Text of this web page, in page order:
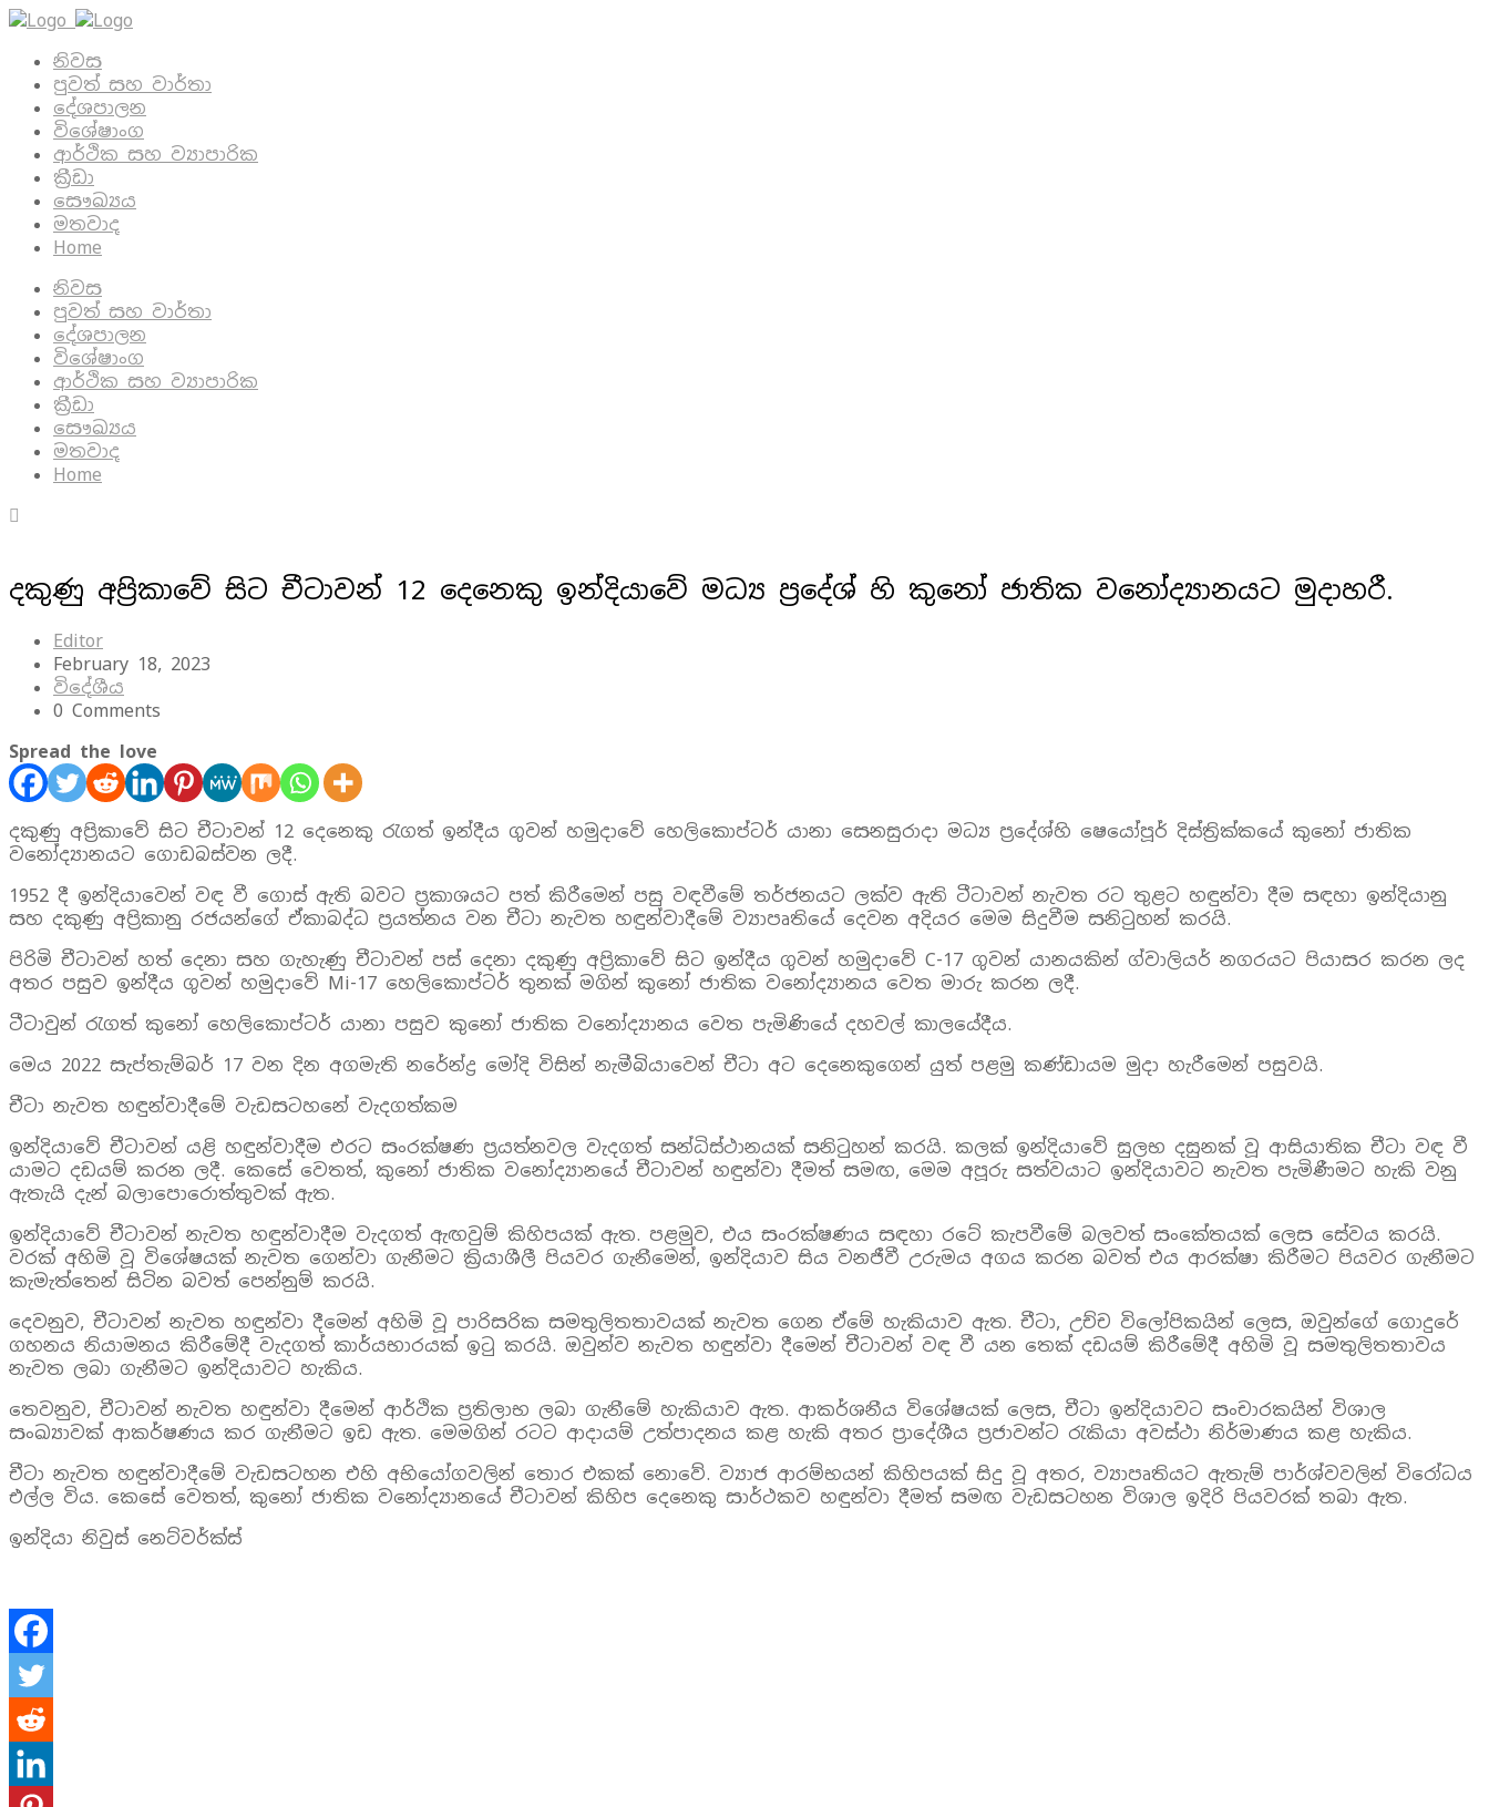
නිවස
පුවත් සහ වාර්තා
දේශපාලන
විශේෂාංග
ආර්ථික සහ ව්‍යාපාරික
ක්‍රීඩා
සෞඛ්‍යය
මතවාද
Home
නිවස
පුවත් සහ වාර්තා
දේශපාලන
විශේෂාංග
ආර්ථික සහ ව්‍යාපාරික
ක්‍රීඩා
සෞඛ්‍යය
මතවාද
Home
දකුණු අප්‍රිකාවේ සිට චීටාවන් 12 දෙනෙකු ඉන්දියාවේ මධ්‍ය ප්‍රදේශ් හි කුනෝ ජාතික වනෝද්‍යානයට මුදාහරී.
Editor
February 18, 2023
විදේශීය
0 Comments
Spread the love
දකුණු අප්‍රිකාවේ සිට චීටාවන් 12 දෙනෙකු රැගත් ඉන්දීය ගුවන් හමුදාවේ හෙලිකොප්ටර් යානා සෙනසුරාදා මධ්‍ය ප්‍රදේශ්හි ෂෙයෝපූර් දිස්ත්‍රික්කයේ කුනෝ ජාතික
වනෝද්‍යානයට ගොඩබස්වන ලදී.
1952 දී ඉන්දියාවෙන් වඳ වී ගොස් ඇති බවට ප්‍රකාශයට පත් කිරීමෙන් පසු වඳවීමේ තර්ජනයට ලක්ව ඇති ටීටාවන් නැවත රට තුළට හඳුන්වා දීම සඳහා ඉන්දියානු
සහ දකුණු අප්‍රිකානු රජයන්ගේ ඒකාබද්ධ ප්‍රයත්නය වන චීටා නැවත හඳුන්වාදීමේ ව්‍යාපෘතියේ දෙවන අදියර මෙම සිදුවීම සනිටුහන් කරයි.
පිරිමි චීටාවන් හත් දෙනා සහ ගැහැණු චීටාවන් පස් දෙනා දකුණු අප්‍රිකාවේ සිට ඉන්දීය ගුවන් හමුදාවේ C-17 ගුවන් යානයකින් ග්වාලියර් නගරයට පියාසර කරන ලද
අතර පසුව ඉන්දීය ගුවන් හමුදාවේ Mi-17 හෙලිකොප්ටර් තුනක් මගින් කුනෝ ජාතික වනෝද්‍යානය වෙත මාරු කරන ලදී.
ටීටාවුන් රැගත් කුනෝ හෙලිකොප්ටර් යානා පසුව කුනෝ ජාතික වනෝද්‍යානය වෙත පැමිණියේ දහවල් කාලයේදීය.
මෙය 2022 සැප්තැම්බර් 17 වන දින අගමැති නරේන්ද්‍ර මෝදි විසින් නැමීබියාවෙන් චීටා අට දෙනෙකුගෙන් යුත් පළමු කණ්ඩායම මුදා හැරීමෙන් පසුවයි.
චීටා නැවත හඳුන්වාදීමේ වැඩසටහනේ වැදගත්කම
ඉන්දියාවේ චීටාවන් යළි හඳුන්වාදීම එරට සංරක්ෂණ ප්‍රයත්නවල වැදගත් සන්ධිස්ථානයක් සනිටුහන් කරයි. කලක් ඉන්දියාවේ සුලභ දසුනක් වූ ආසියාතික චීටා වඳ වී
යාමට දඩයම් කරන ලදී. කෙසේ වෙතත්, කුනෝ ජාතික වනෝද්‍යානයේ චීටාවන් හඳුන්වා දීමත් සමඟ, මෙම අපූරු සත්වයාට ඉන්දියාවට නැවත පැමිණීමට හැකි වනු
ඇතැයි දැන් බලාපොරොත්තුවක් ඇත.
ඉන්දියාවේ චීටාවන් නැවත හඳුන්වාදීම වැදගත් ඇඟවුම් කිහිපයක් ඇත. පළමුව, එය සංරක්ෂණය සඳහා රටේ කැපවීමේ බලවත් සංකේතයක් ලෙස සේවය කරයි.
වරක් අහිමි වූ විශේෂයක් නැවත ගෙන්වා ගැනීමට ක්‍රියාශීලී පියවර ගැනීමෙන්, ඉන්දියාව සිය වනජීවී උරුමය අගය කරන බවත් එය ආරක්ෂා කිරීමට පියවර ගැනීමට
කැමැත්තෙන් සිටින බවත් පෙන්නුම් කරයි.
දෙවනුව, චීටාවන් නැවත හඳුන්වා දීමෙන් අහිමි වූ පාරිසරික සමතුලිතතාවයක් නැවත ගෙන ඒමේ හැකියාව ඇත. චීටා, උච්ච විලෝපිකයින් ලෙස, ඔවුන්ගේ ගොදුරේ
ගහනය නියාමනය කිරීමේදී වැදගත් කාර්යභාරයක් ඉටු කරයි. ඔවුන්ව නැවත හඳුන්වා දීමෙන් චීටාවන් වඳ වී යන තෙක් දඩයම් කිරීමේදී අහිමි වූ සමතුලිතතාවය
නැවත ලබා ගැනීමට ඉන්දියාවට හැකිය.
තෙවනුව, චීටාවන් නැවත හඳුන්වා දීමෙන් ආර්ථික ප්‍රතිලාභ ලබා ගැනීමේ හැකියාව ඇත. ආකර්ශනීය විශේෂයක් ලෙස, චීටා ඉන්දියාවට සංචාරකයින් විශාල
සංඛ්‍යාවක් ආකර්ෂණය කර ගැනීමට ඉඩ ඇත. මෙමගින් රටට ආදායම් උත්පාදනය කළ හැකි අතර ප්‍රාදේශීය ප්‍රජාවන්ට රැකියා අවස්ථා නිර්මාණය කළ හැකිය.
චීටා නැවත හඳුන්වාදීමේ වැඩසටහන එහි අභියෝගවලින් තොර එකක් නොවේ. ව්‍යාජ ආරම්භයන් කිහිපයක් සිදු වූ අතර, ව්‍යාපෘතියට ඇතැම් පාර්ශ්වවලින් විරෝධය
එල්ල විය. කෙසේ වෙතත්, කුනෝ ජාතික වනෝද්‍යානයේ චීටාවන් කිහිප දෙනෙකු සාර්ථකව හඳුන්වා දීමත් සමඟ වැඩසටහන විශාල ඉදිරි පියවරක් තබා ඇත.
ඉන්දියා නිවුස් නෙට්වර්ක්ස්